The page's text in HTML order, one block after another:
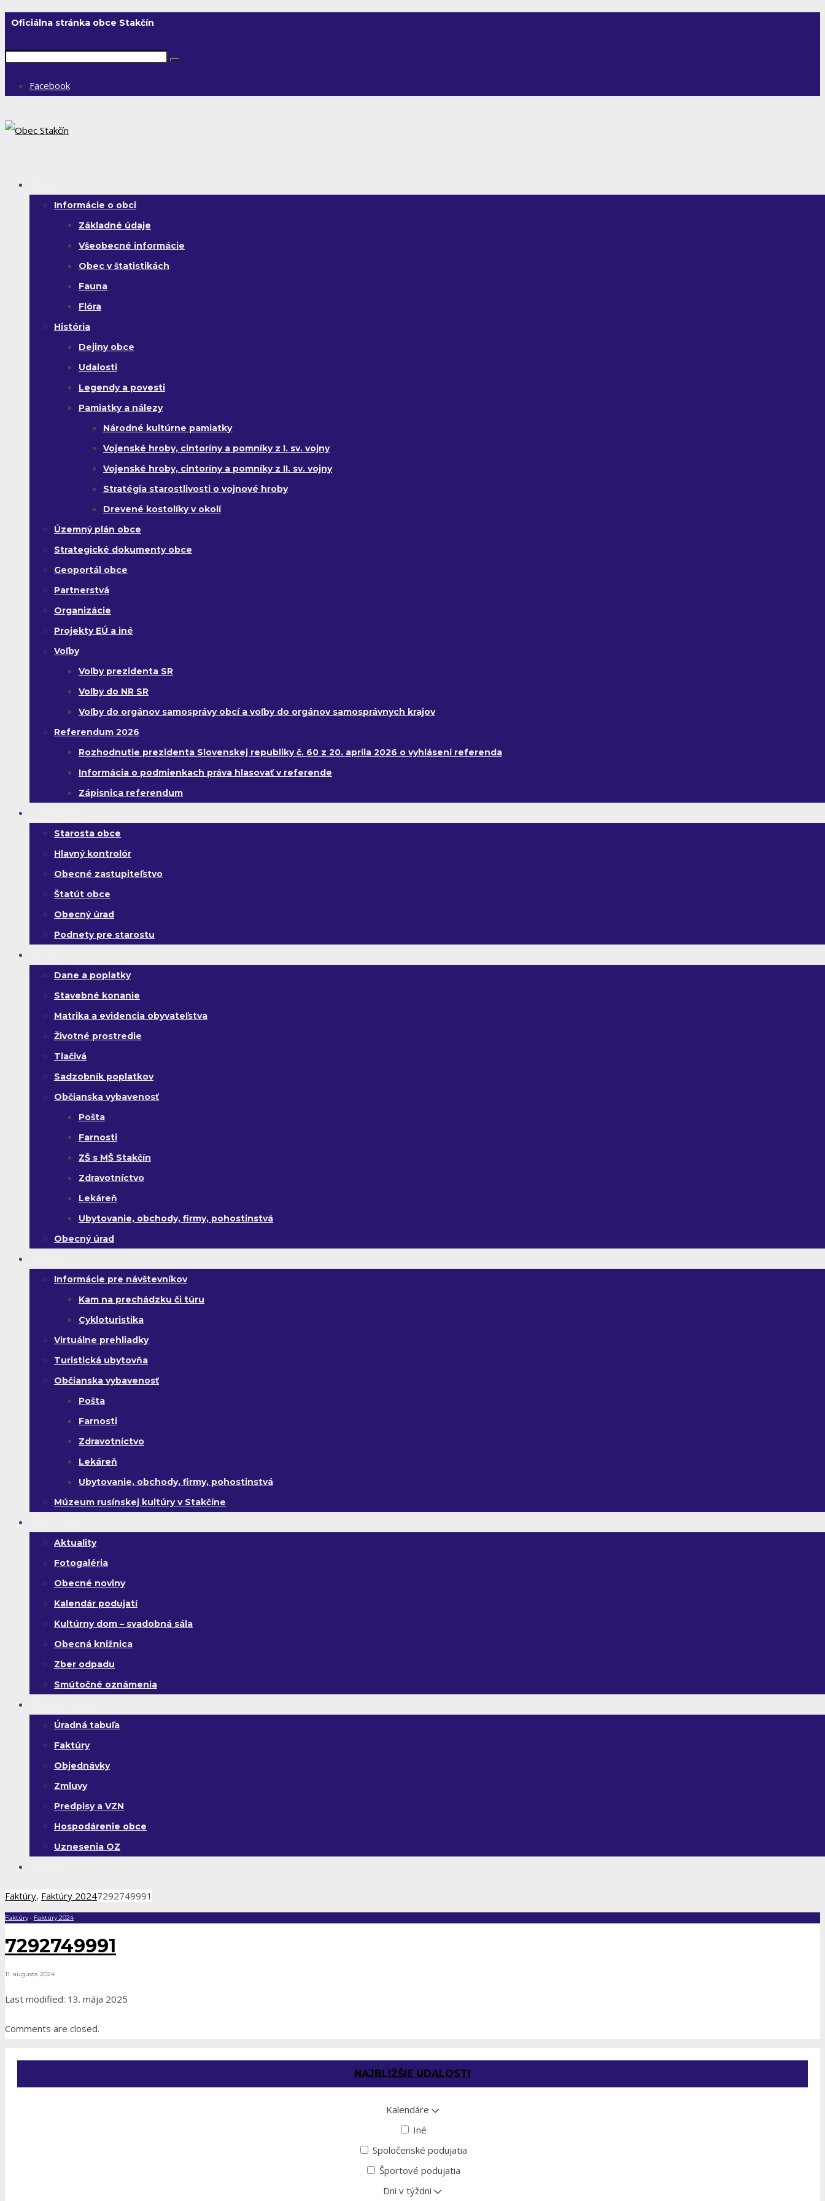
Oficiálna stránka obce Stakčín
Facebook
Informácie o obci
Základné údaje
Všeobecné informácie
Obec v štatistikách
Fauna
Flóra
História
Dejiny obce
Udalosti
Legendy a povesti
Pamiatky a nálezy
Národné kultúrne pamiatky
Vojenské hroby, cintoríny a pomníky z I. sv. vojny
Vojenské hroby, cintoríny a pomníky z II. sv. vojny
Stratégia starostlivosti o vojnové hroby
Drevené kostolíky v okolí
Územný plán obce
Strategické dokumenty obce
Geoportál obce
Partnerstvá
Organizácie
Projekty EÚ a iné
Voľby
Voľby prezidenta SR
Voľby do NR SR
Voľby do orgánov samosprávy obcí a voľby do orgánov samosprávnych krajov
Referendum 2026
Rozhodnutie prezidenta Slovenskej republiky č. 60 z 20. apríla 2026 o vyhlásení referenda
Informácia o podmienkach práva hlasovať v referende
Zápisnica referendum
Starosta obce
Hlavný kontrolór
Obecné zastupiteľstvo
Štatút obce
Obecný úrad
Podnety pre starostu
Dane a poplatky
Stavebné konanie
Matrika a evidencia obyvateľstva
Životné prostredie
Tlačivá
Sadzobník poplatkov
Občianska vybavenosť
Pošta
Farnosti
ZŠ s MŠ Stakčín
Zdravotníctvo
Lekáreň
Ubytovanie, obchody, firmy, pohostinstvá
Obecný úrad
Informácie pre návštevníkov
Kam na prechádzku či túru
Cykloturistika
Virtuálne prehliadky
Turistická ubytovňa
Občianska vybavenosť
Pošta
Farnosti
Zdravotníctvo
Lekáreň
Ubytovanie, obchody, firmy, pohostinstvá
Múzeum rusínskej kultúry v Stakčíne
Aktuality
Fotogaléria
Obecné noviny
Kalendár podujatí
Kultúrny dom – svadobná sála
Obecná knižnica
Zber odpadu
Smútočné oznámenia
Úradná tabuľa
Faktúry
Objednávky
Zmluvy
Predpisy a VZN
Hospodárenie obce
Uznesenia OZ
Faktúry, Faktúry 20247292749991
Faktúry• Faktúry 2024
7292749991
11. augusta 2024
Last modified: 13. mája 2025
Comments are closed.
NAJBLIŽŠIE UDALOSTI
Kalendáre
Iné
Spoločenské podujatia
Športové podujatia
Dni v týždni